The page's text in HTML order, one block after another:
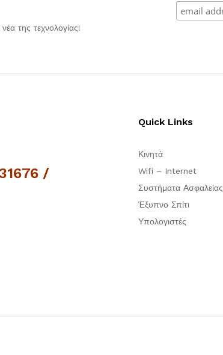
της τεχνολογίας!
/
Quick Links
Κινητά
Wifi – Internet
Συστήματα Ασφαλείας
Έξυπνο Σπίτι
Υπολογιστές